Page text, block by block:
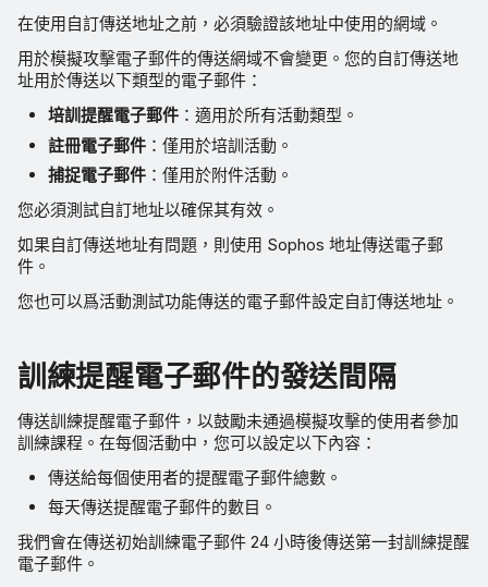
在使用自訂傳送地址之前，必須驗證該地址中使用的網域。
用於模擬攻擊電子郵件的傳送網域不會變更。您的自訂傳送地
址用於傳送以下類型的電子郵件：
培訓提醒電子郵件 ：適用於所有活動類型。
註冊電子郵件 ：僅用於培訓活動。
捕捉電子郵件 ：僅用於附件活動。
您必須測試自訂地址以確保其有效。
如果自訂傳送地址有問題，則使用 Sophos 地址傳送電子郵
件。
您也可以爲活動測試功能傳送的電子郵件設定自訂傳送地址。
訓練提醒電子郵件的發送間隔
傳送訓練提醒電子郵件，以鼓勵未通過模擬攻擊的使用者參加
訓練課程。在每個活動中，您可以設定以下內容：
傳送給每個使用者的提醒電子郵件總數。
每天傳送提醒電子郵件的數目。
我們會在傳送初始訓練電子郵件 24 小時後傳送第一封訓練提醒
電子郵件。